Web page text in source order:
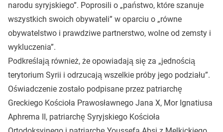
narodu syryjskiego”. Poprosili o „państwo, które szanuje
wszystkich swoich obywateli” w oparciu o „równe
obywatelstwo i prawdziwe partnerstwo, wolne od zemsty i
wykluczenia”.
Podkreślają również, że opowiadają się za „jednością
terytorium Syrii i odrzucają wszelkie próby jego podziału”.
Oświadczenie zostało podpisane przez patriarchę
Greckiego Kościoła Prawosławnego Jana X, Mor Ignatiusa
Aphrema II, patriarchę Syryjskiego Kościoła